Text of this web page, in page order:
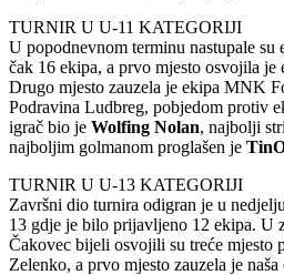
TURNIR U U-11 KATEGORIJI
U popodnevnom terminu nastupale
čak 16 ekipa, a prvo mjesto osvojila
Drugo mjesto zauzela je ekipa MNK
Podravina Ludbreg, pobjedom protiv
igrač bio je Wolfing Nolan, najbolji
najboljim golmanom proglašen je Tin
TURNIR U U-13 KATEGORIJI
Završni dio turnira odigran je u
13 gdje je bilo prijavljeno 12 ekipa. U
Čakovec bijeli osvojili su treće mjesto
Zelenko, a prvo mjesto zauzela je